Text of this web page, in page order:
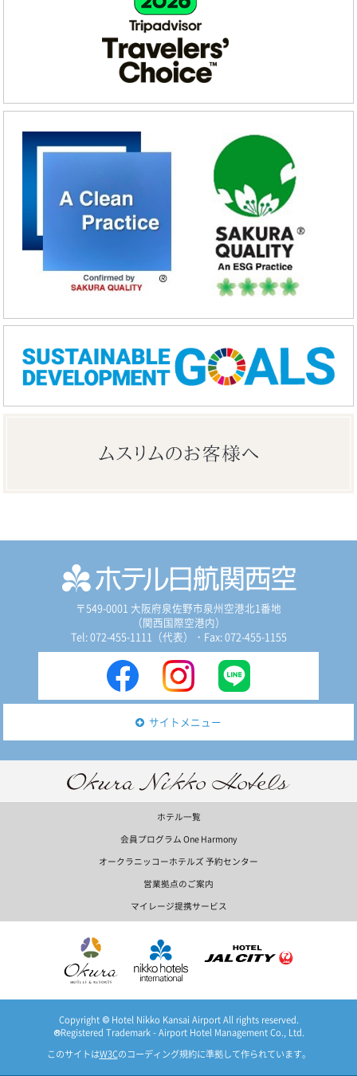
〒549-0001 大阪府泉佐野市泉州空港北1番地
（関西国際空港内）
Tel: 072-455-1111（代表）
・Fax: 072-455-1155
サイトメニュー
ホテル一覧
会員プログラム One Harmony
オークラニッコーホテルズ 予約センター
営業拠点のご案内
マイレージ提携サービス
Copyright © Hotel Nikko Kansai Airport All rights reserved.
®Registered Trademark - Airport Hotel Management Co., Ltd.
このサイトはW3Cのコーディング規約に準拠して作られています。